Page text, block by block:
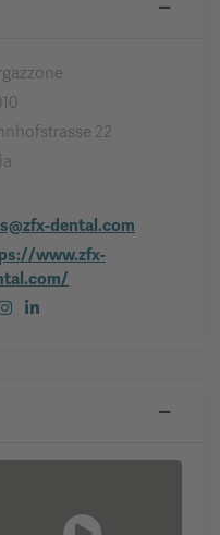
22
dental.com
www.zfx-